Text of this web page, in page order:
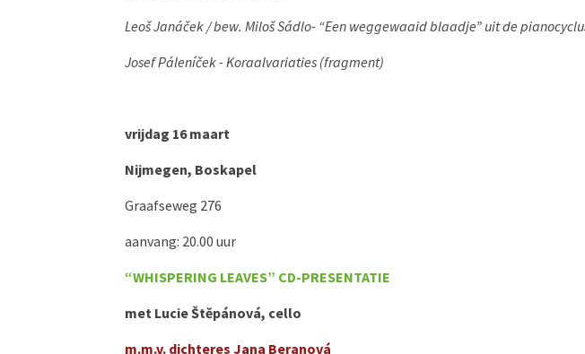
Leoš Janáček / bew. Miloš Sádlo- “Een weggewaaid blaadje” uit de
Josef Páleníček - Koraalvariaties (fragment)
vrijdag 16 maart
Nijmegen, Boskapel
Graafseweg 276
aanvang: 20.00 uur
“WHISPERING LEAVES” CD-PRESENTATIE
met Lucie Štĕpánová, cello
m.m.v. dichteres Jana Beranová